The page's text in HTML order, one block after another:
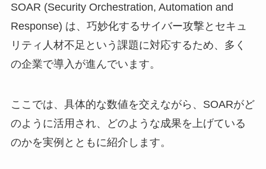
SOAR (Security Orchestration, Automation and
Response) は、巧妙化するサイバー攻撃とセキュ
リティ人材不足という課題に対応するため、多く
の企業で導入が進んでいます。
ここでは、具体的な数値を交えながら、SOARがど
のように活用され、どのような成果を上げている
のかを実例とともに紹介します。